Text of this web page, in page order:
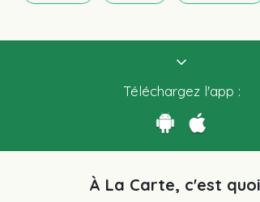
Téléchargez l'app :
À La Carte, c'est